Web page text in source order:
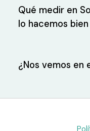
Qué medir en
lo hacemos bien
¿Nos vemos en